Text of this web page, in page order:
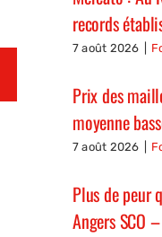
records
7 août 2026
Prix des
moyenne
7 août 2026
Plus de peur
Angers SCO